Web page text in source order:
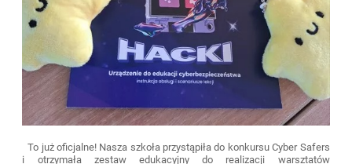
To już oficjalne! Nasza szkoła przystąpiła do konkursu Cyber Safers
i otrzymała zestaw edukacyjny do realizacji warsztatów